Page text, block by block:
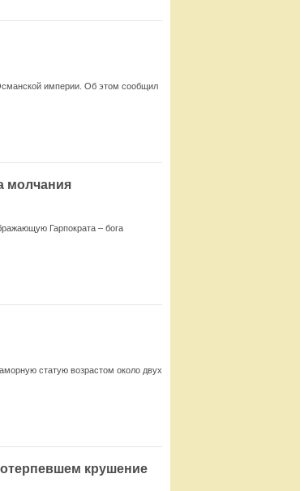
империи. Об этом сообщил
молчания
Гарпократа – бога
статую возрастом около двух
крушение